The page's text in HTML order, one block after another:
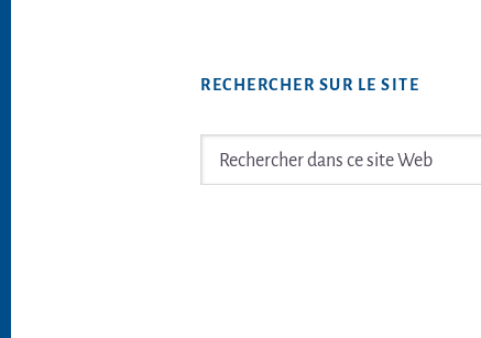
RECHERCHER SUR LE SITE
Rechercher
dans